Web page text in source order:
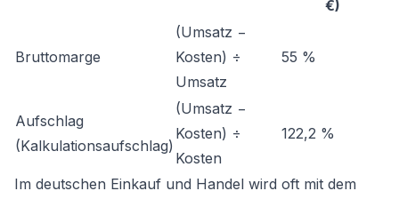
€)
Bruttomarge
(Umsatz −
Kosten) ÷
Umsatz
55 %
Aufschlag
(Kalkulationsaufschlag)
(Umsatz −
Kosten) ÷
Kosten
122,2 %
Im deutschen Einkauf und Handel wird oft mit dem